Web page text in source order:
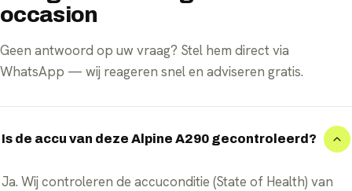
occasion
Geen antwoord op uw vraag? Stel hem direct via
WhatsApp — wij reageren snel en adviseren gratis.
Is de accu van deze Alpine A290 gecontroleerd?
Ja. Wij controleren de accuconditie (State of Health) van